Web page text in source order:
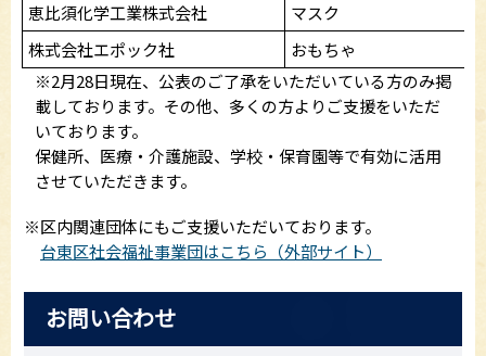
恵比須化学工業株式会社
マスク
株式会社エポック社
おもちゃ
※2月28日現在、公表のご了承をいただいている方のみ掲
載しております。その他、多くの方よりご支援をいただ
いております。
保健所、医療・介護施設、学校・保育園等で有効に活用
させていただきます。
※区内関連団体にもご支援いただいております。
台東区社会福祉事業団はこちら（外部サイト）
お問い合わせ